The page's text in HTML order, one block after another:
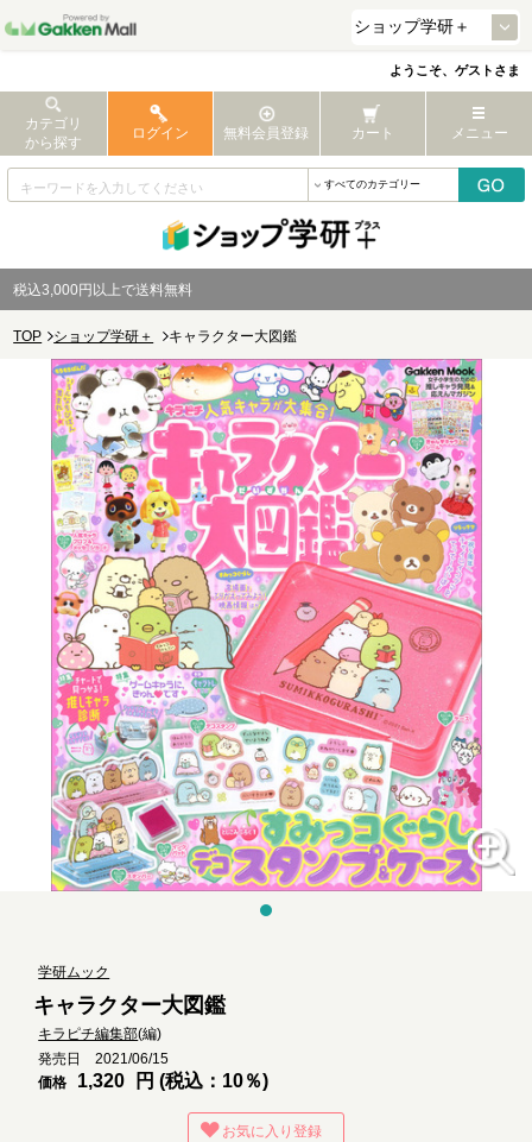
ようこそ、ゲストさま
カテゴリ
から探す
ログイン 無料会員登録 カート メニュー
税込3,000円以上で送料無料
TOP ショップ学研＋ キャラクター大図鑑
学研ムック
キャラクター大図鑑
キラピチ編集部(編)
発売日 2021/06/15
価格
1,320 円 (税込：10％)
お気に入り登録